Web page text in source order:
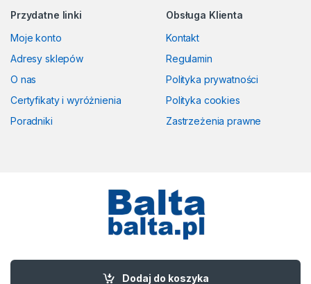
Dodaj do koszyka
Przydatne linki
Moje konto
Adresy sklepów
O nas
Certyfikaty i wyróżnienia
Poradniki
Obsługa Klienta
Kontakt
Regulamin
Polityka prywatności
Polityka cookies
Zastrzeżenia prawne
Masz pytania? Zadzwoń!
58 524 50 00